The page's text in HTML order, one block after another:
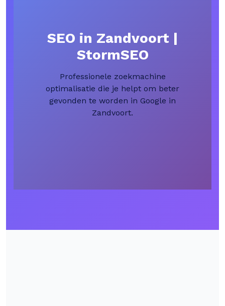
SEO in Zandvoort |
StormSEO
Professionele zoekmachine
optimalisatie die je helpt om beter
gevonden te worden in Google in
Zandvoort.